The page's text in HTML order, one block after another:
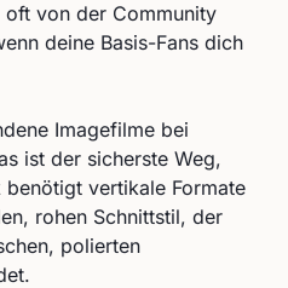
von der Community
deine Basis-Fans dich
Imagefilme bei
ist der sicherste Weg,
vertikale Formate
rohen Schnittstil, der
polierten